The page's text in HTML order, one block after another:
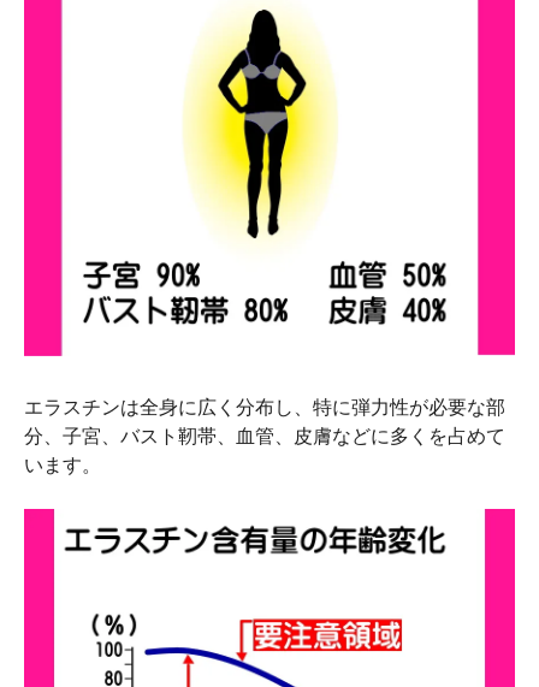
エラスチンは全身に広く分布し、特に弾力性が必要な部
分、子宮、バスト靭帯、血管、皮膚などに多くを占めて
います。